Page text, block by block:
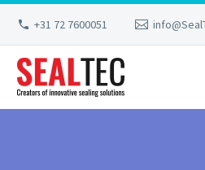
+31 72 7600051